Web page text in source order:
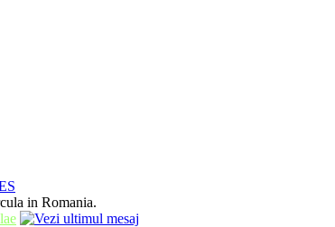
in Romania.